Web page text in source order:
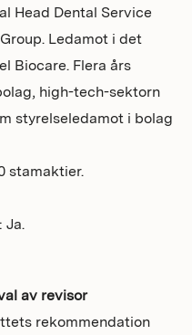
Head Dental Service
Ledamot i det
Biocare. Flera års
high-tech-sektorn
styrelseledamot i bolag
stamaktier.
Ja.
av revisor
rekommendation